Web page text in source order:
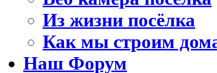
Из жизни посёлка
Как мы строим
Наш Форум